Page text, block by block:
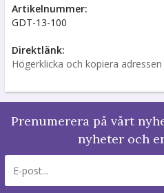
Artikelnummer:
GDT-13-100
Direktlänk:
Högerklicka och kopiera adressen
Prenumerera på vårt
nyheter och